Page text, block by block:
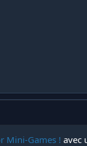
Mini-Games ! avec